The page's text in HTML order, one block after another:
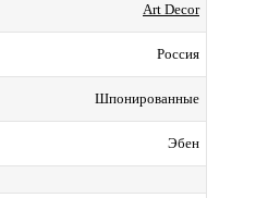
Art Decor
Россия
Шпонированные
Эбен